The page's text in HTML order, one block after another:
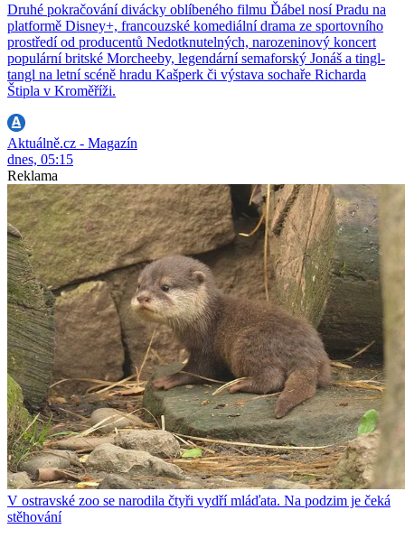
Druhé pokračování divácky oblíbeného filmu Ďábel nosí Pradu na
platformě Disney+, francouzské komediální drama ze sportovního
prostředí od producentů Nedotknutelných, narozeninový koncert
populární britské Morcheeby, legendární semaforský Jonáš a tingl-
tangl na letní scéně hradu Kašperk či výstava sochaře Richarda
Štipla v Kroměříži.
Aktuálně.cz - Magazín
dnes, 05:15
Reklama
V ostravské zoo se narodila čtyři vydří mláďata. Na podzim je čeká
stěhování